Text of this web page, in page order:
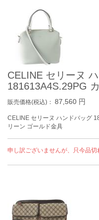
CELINE セリーヌ
181613A4S.29PG
販売価格(税込)： 87,560 円
CELINE セリーヌ ハンドバッグ
リーン ゴールド金具
申し訳ございませんが、只今品切